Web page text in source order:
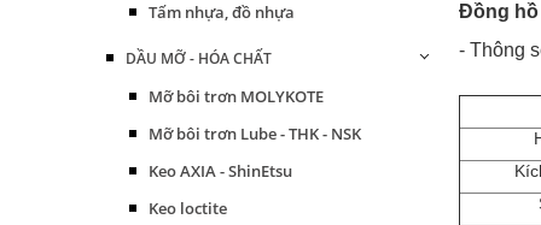
Tấm nhựa, đồ nhựa
DẦU MỠ - HÓA CHẤT
Mỡ bôi trơn MOLYKOTE
Mỡ bôi trơn Lube - THK - NSK
Keo AXIA - ShinEtsu
Keo loctite
Đồng hồ
- Thông